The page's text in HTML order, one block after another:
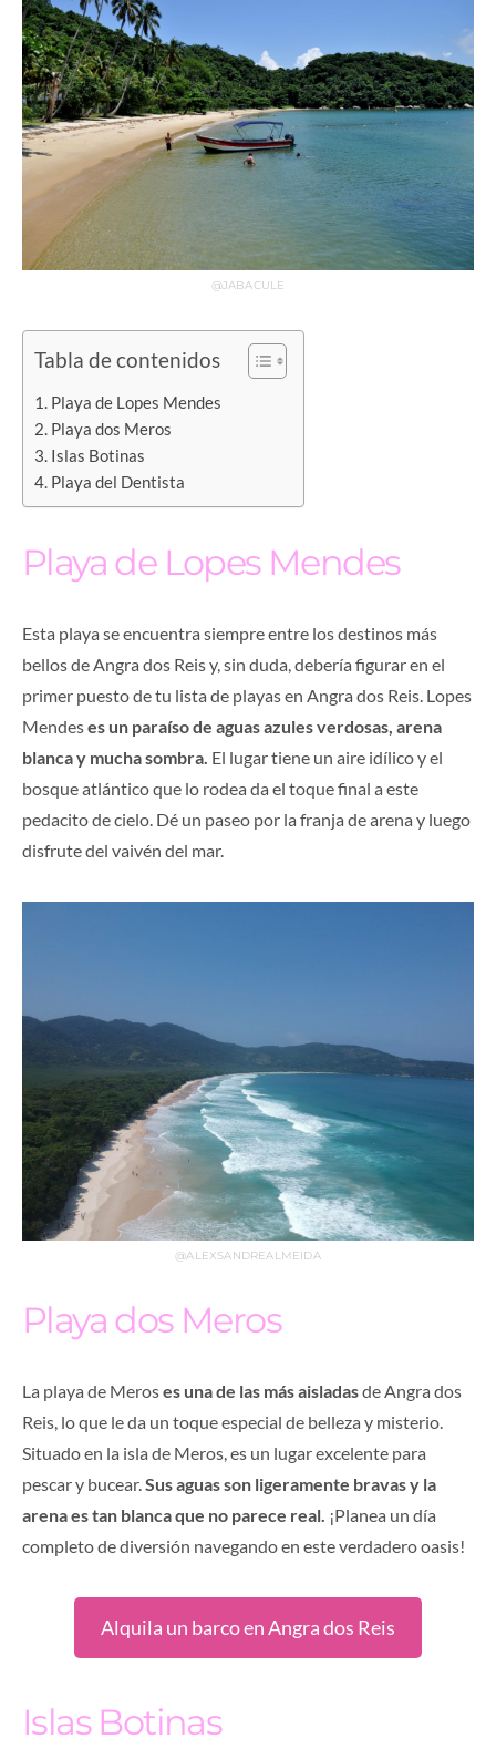
@JABACULE
Tabla de contenidos
Playa de Lopes Mendes
Playa dos Meros
Islas Botinas
Playa del Dentista
Playa de Lopes Mendes
Esta playa se encuentra siempre entre los destinos más
bellos de Angra dos Reis y, sin duda, debería figurar en el
primer puesto de tu lista de playas en Angra dos Reis. Lopes
Mendeses un paraíso de aguas azules verdosas, arena
blanca y mucha sombra. El lugar tiene un aire idílico y el
bosque atlántico que lo rodea da el toque final a este
pedacito de cielo. Dé un paseo por la franja de arena y luego
disfrute del vaivén del mar.
@ALEXSANDREALMEIDA
Playa dos Meros
La playa de Meroses una de las más aisladasde Angra dos
Reis, lo que le da un toque especial de belleza y misterio.
Situado en la isla de Meros, es un lugar excelente para
pescar y bucear.Sus aguas son ligeramente bravas y la
arena es tan blanca que no parece real. ¡Planea un día
completo de diversión navegando en este verdadero oasis!
Alquila un barco en Angra dos Reis
Islas Botinas